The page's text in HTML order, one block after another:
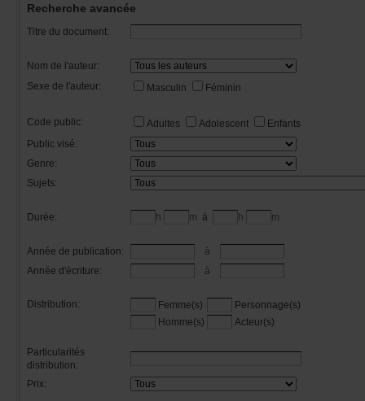
Rechercheavancée
Titredudocument:
Nomdel'auteur:
Sexedel'auteur:
Masculin Féminin
Codepublic: Adultes Adolescent
Enfants
Publicvisé:
Genre:
Sujets:
Durée: h m à h m
Annéedepublication:
à
Annéed'écriture:
à
Distribution: Femme(s)
Personnage(s)
Homme(s)
Acteur(s)
Particularités
distribution:
Prix: